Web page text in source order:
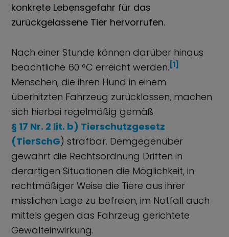
konkrete Lebensgefahr für das
zurückgelassene Tier hervorrufen.
Nach einer Stunde können darüber hinaus
beachtliche 60 °C erreicht werden. [1]
Menschen, die ihren Hund in einem
überhitzten Fahrzeug zurücklassen, machen
sich hierbei regelmäßig gemäß
§ 17 Nr. 2 lit. b) Tierschutzgesetz
(TierSchG) strafbar. Demgegenüber
gewährt die Rechtsordnung Dritten in
derartigen Situationen die Möglichkeit, in
rechtmäßiger Weise die Tiere aus ihrer
misslichen Lage zu befreien, im Notfall auch
mittels gegen das Fahrzeug gerichtete
Gewalteinwirkung.